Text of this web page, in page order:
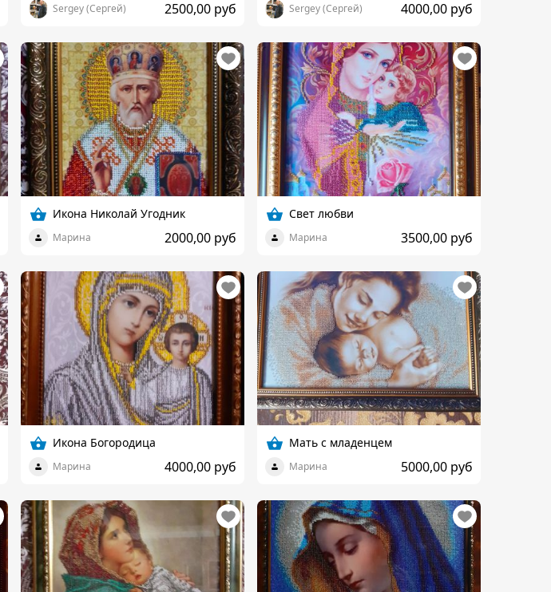
Sergey (Сергей) 2500,00 руб Sergey (Сергей) 4000,00 руб
Икона Николай Угодник
Марина 2000,00 руб
Свет любви
Марина 3500,00 руб
Икона Богородица
Марина 4000,00 руб
Мать с младенцем
Марина 5000,00 руб